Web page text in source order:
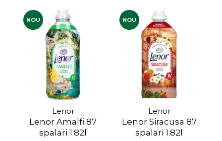
Făină italiană
Condimente & Sare
Zahăr & Îndulcitori
Lapte & Condensat
Gran Cucina
Creme & Esente
Paste Italiene
Orez & Polenta
NOU
Lenor
Lenor Amalfi 87
spalari 1.82l
NOU
Lenor
Lenor Siracusa 87
spalari 1.82l